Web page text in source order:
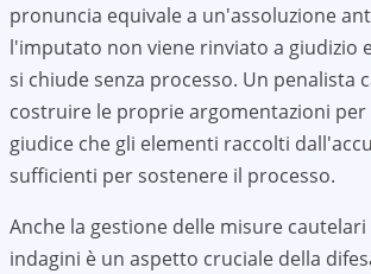
pronuncia equivale a un'assoluzione
l'imputato non viene rinviato a giudizio
si chiude senza processo. Un penalista
costruire le proprie argomentazioni per
giudice che gli elementi raccolti
sufficienti per sostenere il processo.
Anche la gestione delle misure
indagini è un aspetto cruciale della